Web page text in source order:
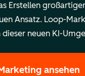
Erstellen
Ansatz. Loop-
neuen KI-
ansehen